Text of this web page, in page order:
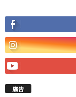
廣告